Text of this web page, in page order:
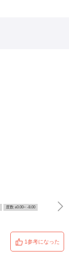
度数 ±0.00~ -8.00
1参考になった